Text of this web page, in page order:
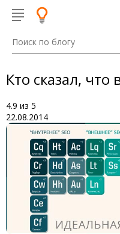
Кто сказал,
4.9 из 5
22.08.2014